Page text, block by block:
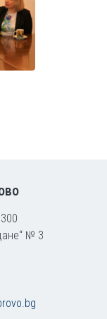
№ 3